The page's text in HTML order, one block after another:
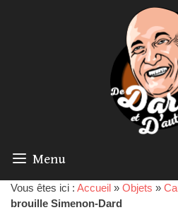
Menu
Vous êtes ici : Accueil » Objets »
brouille Simenon-Dard